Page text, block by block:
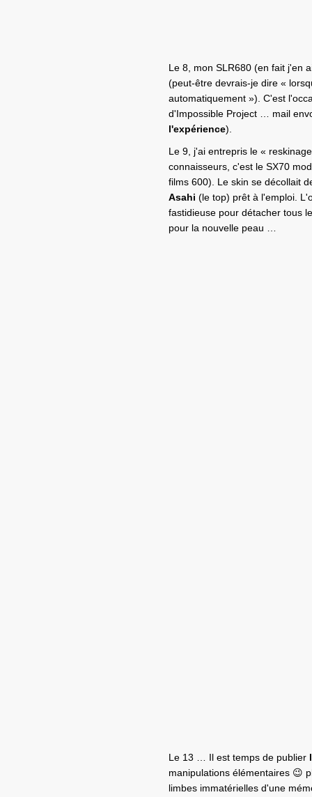
Le 8, mon SLR680 (en fait j'en
(peut-être devrais-je dire «
automatiquement »). C'est
d'Impossible Project … mail
l'expérience).
Le 9, j'ai entrepris le «
connaisseurs, c'est le SX70
films 600). Le skin se décollait
Asahi (le top) prêt à l'emploi.
fastidieuse pour détacher tous
pour la nouvelle peau …
Le 13 … Il est temps de publier
manipulations élémentaires 😉
limbes immatérielles d'une